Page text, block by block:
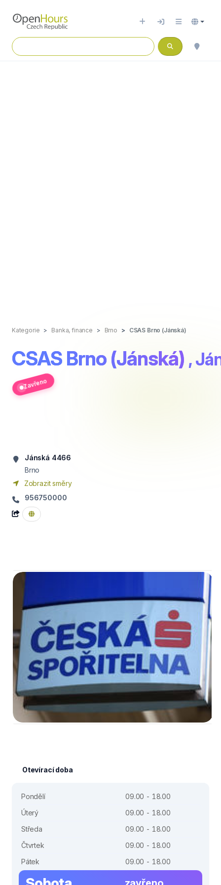
Kategorie Banka, finance Brno CSAS Brno (Jánská)
CSAS Brno (Jánská) ,
Zavřeno
Jánská 4466
Brno
Zobrazit směry
956750000
Otevírací doba
Pondělí
09.00 - 18.00
Úterý
09.00 - 18.00
Středa
09.00 - 18.00
Čtvrtek
09.00 - 18.00
Pátek
09.00 - 18.00